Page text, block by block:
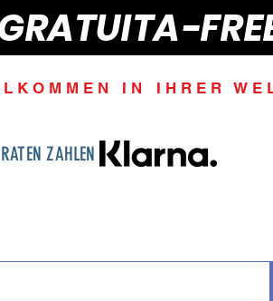
IN IHRER
ZAHLEN